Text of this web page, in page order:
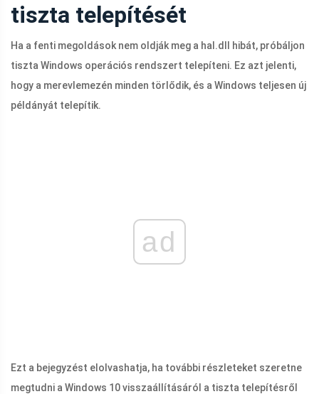
tiszta telepítését
Ha a fenti megoldások nem oldják meg a hal.dll
hibát, próbáljon
tiszta Windows operációs rendszert telepíteni. Ez azt jelenti,
hogy a merevlemezén minden törlődik, és a Windows teljesen új
példányát telepítik.
ad
Ezt a bejegyzést elolvashatja, ha további részleteket szeretne
megtudni a Windows 10 visszaállításáról a tiszta telepítésről